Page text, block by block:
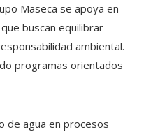
Maseca se apoya en
buscan equilibrar
ambiental.
programas orientados
de agua en procesos